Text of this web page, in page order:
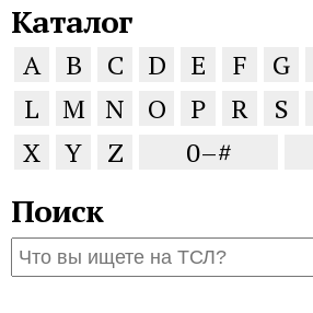
Каталог
A B C D E F G
L
M N O P R S
X
Y Z 0–#
Поиск